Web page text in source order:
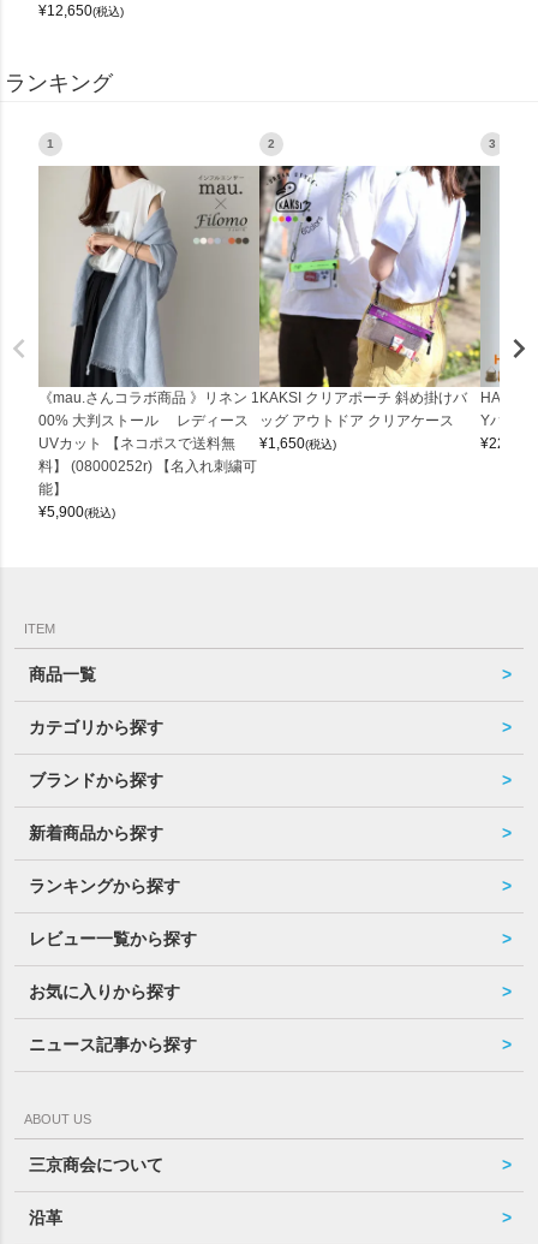
¥12,650(税込)
ランキング
1
《mau.さんコラボ商品 》リネン 1
00% 大判ストール レディース
UVカット 【ネコポスで送料無
料】 (08000252r) 【名入れ刺繍可
能】
¥5,900(税込)
2
KAKSI クリアポーチ 斜め掛けバ
ッグ アウトドア クリアケース
¥1,650(税込)
3
Yバッグ
¥22,000
ITEM
商品一覧
カテゴリから探す
ブランドから探す
新着商品から探す
ランキングから探す
レビュー一覧から探す
お気に入りから探す
ニュース記事から探す
ABOUT US
三京商会について
沿革